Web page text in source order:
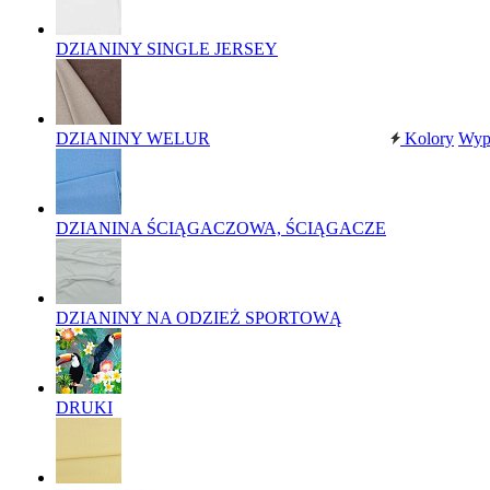
DZIANINY SINGLE JERSEY
DZIANINY WELUR
DZIANINA ŚCIĄGACZOWA, ŚCIĄGACZE
DZIANINY NA ODZIEŻ SPORTOWĄ
DRUKI
Kolory